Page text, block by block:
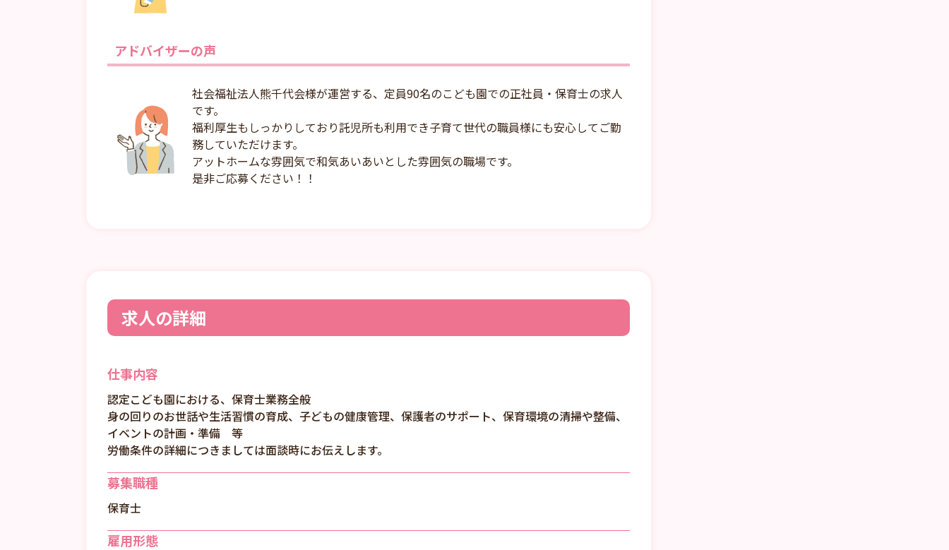
アドバイザーの声
社会福祉法人熊千代会様が運営する、定員90名のこども園での正社員・保育士の求人
です。
福利厚生もしっかりしており託児所も利用でき子育て世代の職員様にも安心してご勤
務していただけます。
アットホームな雰囲気で和気あいあいとした雰囲気の職場です。
是非ご応募ください！！
求人の詳細
仕事内容
認定こども園における、保育士業務全般
身の回りのお世話や生活習慣の育成、子どもの健康管理、保護者のサポート、保育環境の清掃や整備、
イベントの計画・準備 等
労働条件の詳細につきましては面談時にお伝えします。
募集職種
保育士
雇用形態